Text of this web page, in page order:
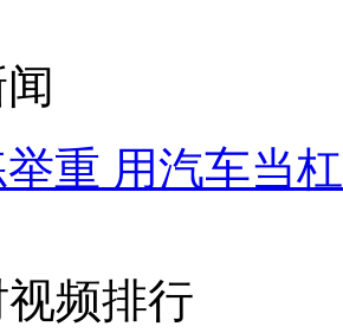
重 用汽车当
频排行